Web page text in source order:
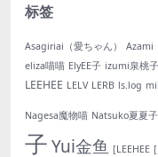
标签
Asagiriai（愛ちゃん） Azami
eliza喵喵 ElyEE子 izumi泉桃子
LEEHEE LELV LERB ls.log
Nagesa魔物喵 Natsuko夏夏子
子Yui金鱼 [LEEHEE